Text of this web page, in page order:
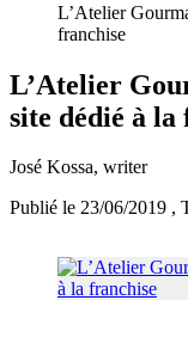
L’Atelier
franchise
L’Atelier
site dédié à la
José Kossa, writer
Publié le 23/06/2019 ,